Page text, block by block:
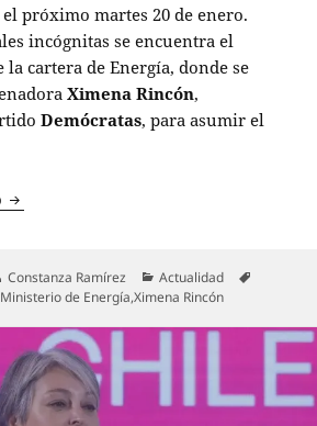
próximo martes 20 de enero.
incógnitas se encuentra el
cartera de Energía, donde se
Ximena Rincón,
Demócratas, para asumir el
Ximena Rincón, ex Concertación, se
Autor
Constanza Ramírez Categorías
Actualidad
Ministerio de Energía,Ximena Rincón